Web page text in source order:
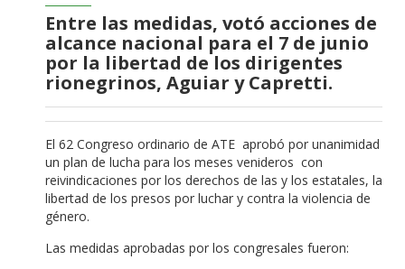
Entre las medidas, votó acciones de
alcance nacional para el 7 de junio
por la libertad de los dirigentes
rionegrinos, Aguiar y Capretti.
El 62 Congreso ordinario de ATE aprobó por unanimidad
un plan de lucha para los meses venideros con
reivindicaciones por los derechos de las y los estatales, la
libertad de los presos por luchar y contra la violencia de
género.
Las medidas aprobadas por los congresales fueron: